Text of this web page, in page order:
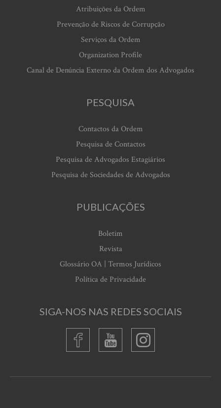
Atribuições da Ordem
Prevenção de Riscos de Corrupção
Serviços da Ordem
Organization Profile
Canal de Denúncia Externo da Ordem dos Advogados
PESQUISA
Contactos da Ordem
Pesquisa de Contactos
Pesquisa de Advogados Estagiários
Pesquisa de Sociedades de Advogados
PUBLICAÇÕES
Boletim
Revista
Glossário OA | Termos Jurídicos
Política de Privacidade
SIGA-NOS NAS REDES SOCIAIS